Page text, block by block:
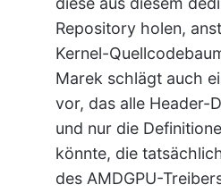
Repository holen,
Kernel-
Marek schlägt auch
vor, das alle Header-
und nur die
könnte, die
des AMDGPU-